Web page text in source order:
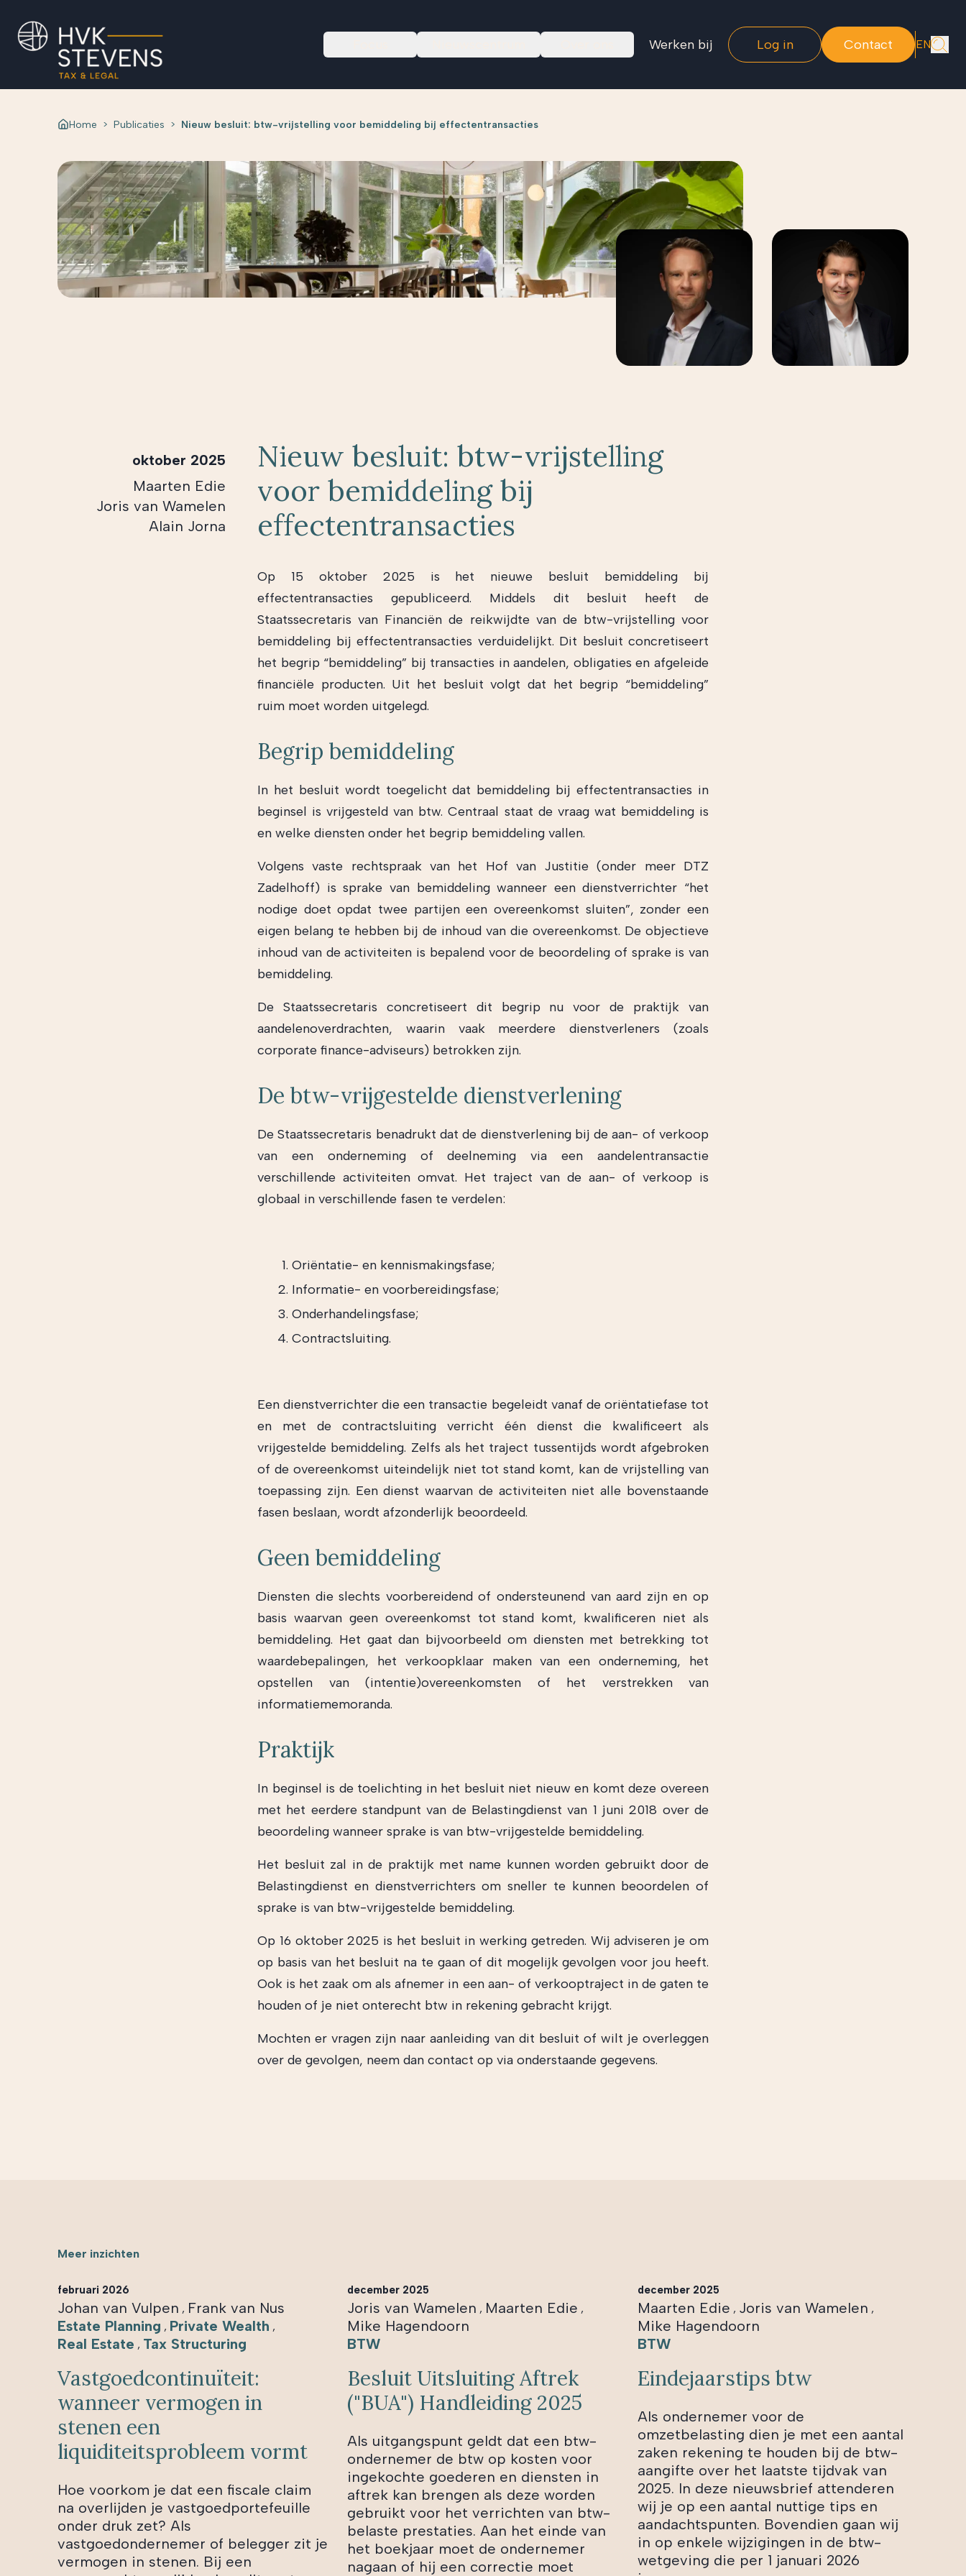
Werken bij Log in Contact EN
Home > Publicaties > Nieuw besluit: btw-vrijstelling voor bemiddeling bij effectentransacties
Nieuw besluit: btw-vrijstelling
voor bemiddeling bij
effectentransacties
Op 15 oktober 2025 is het nieuwe besluit bemiddeling bij
effectentransacties gepubliceerd. Middels dit besluit heeft de
Staatssecretaris van Financiën de reikwijdte van de btw-vrijstelling voor
bemiddeling bij effectentransacties verduidelijkt. Dit besluit concretiseert
het begrip “bemiddeling” bij transacties in aandelen, obligaties en afgeleide
financiële producten. Uit het besluit volgt dat het begrip “bemiddeling”
ruim moet worden uitgelegd.
Begrip bemiddeling
In het besluit wordt toegelicht dat bemiddeling bij effectentransacties in
beginsel is vrijgesteld van btw. Centraal staat de vraag wat bemiddeling is
en welke diensten onder het begrip bemiddeling vallen.
Volgens vaste rechtspraak van het Hof van Justitie (onder meer DTZ
Zadelhoff) is sprake van bemiddeling wanneer een dienstverrichter “het
nodige doet opdat twee partijen een overeenkomst sluiten”, zonder een
eigen belang te hebben bij de inhoud van die overeenkomst. De objectieve
inhoud van de activiteiten is bepalend voor de beoordeling of sprake is van
bemiddeling.
De Staatssecretaris concretiseert dit begrip nu voor de praktijk van
aandelenoverdrachten, waarin vaak meerdere dienstverleners (zoals
corporate finance-adviseurs) betrokken zijn.
De btw-vrijgestelde dienstverlening
De Staatssecretaris benadrukt dat de dienstverlening bij de aan- of verkoop
van een onderneming of deelneming via een aandelentransactie
verschillende activiteiten omvat. Het traject van de aan- of verkoop is
globaal in verschillende fasen te verdelen:
Oriëntatie- en kennismakingsfase;
Informatie- en voorbereidingsfase;
Onderhandelingsfase;
Contractsluiting.
Een dienstverrichter die een transactie begeleidt vanaf de oriëntatiefase tot
en met de contractsluiting verricht één dienst die kwalificeert als
vrijgestelde bemiddeling. Zelfs als het traject tussentijds wordt afgebroken
of de overeenkomst uiteindelijk niet tot stand komt, kan de vrijstelling van
toepassing zijn. Een dienst waarvan de activiteiten niet alle bovenstaande
fasen beslaan, wordt afzonderlijk beoordeeld.
Geen bemiddeling
Diensten die slechts voorbereidend of ondersteunend van aard zijn en op
basis waarvan geen overeenkomst tot stand komt, kwalificeren niet als
bemiddeling. Het gaat dan bijvoorbeeld om diensten met betrekking tot
waardebepalingen, het verkoopklaar maken van een onderneming, het
opstellen van (intentie)overeenkomsten of het verstrekken van
informatiememoranda.
Praktijk
In beginsel is de toelichting in het besluit niet nieuw en komt deze overeen
met het eerdere standpunt van de Belastingdienst van 1 juni 2018 over de
beoordeling wanneer sprake is van btw-vrijgestelde bemiddeling.
Het besluit zal in de praktijk met name kunnen worden gebruikt door de
Belastingdienst en dienstverrichters om sneller te kunnen beoordelen of
sprake is van btw-vrijgestelde bemiddeling.
Op 16 oktober 2025 is het besluit in werking getreden. Wij adviseren je om
op basis van het besluit na te gaan of dit mogelijk gevolgen voor jou heeft.
Ook is het zaak om als afnemer in een aan- of verkooptraject in de gaten te
houden of je niet onterecht btw in rekening gebracht krijgt.
Mochten er vragen zijn naar aanleiding van dit besluit of wilt je overleggen
over de gevolgen, neem dan contact op via onderstaande gegevens.
oktober 2025
Maarten Edie
Joris van Wamelen
Alain Jorna
Meer inzichten
februari 2026
Johan van Vulpen , Frank van Nus
Estate Planning , Private Wealth ,
Real Estate , Tax Structuring
Vastgoedcontinuïteit:
wanneer vermogen in
stenen een
liquiditeitsprobleem vormt
Hoe voorkom je dat een fiscale claim
na overlijden je vastgoedportefeuille
onder druk zet? Als
vastgoedondernemer of belegger zit je
vermogen in stenen. Bij een
december 2025
Joris van Wamelen , Maarten Edie ,
Mike Hagendoorn
BTW
Besluit Uitsluiting Aftrek
("BUA") Handleiding 2025
Als uitgangspunt geldt dat een btw-
ondernemer de btw op kosten voor
ingekochte goederen en diensten in
aftrek kan brengen als deze worden
gebruikt voor het verrichten van btw-
belaste prestaties. Aan het einde van
het boekjaar moet de ondernemer
nagaan of hij een correctie moet
december 2025
Maarten Edie , Joris van Wamelen ,
Mike Hagendoorn
BTW
Eindejaarstips btw
Als ondernemer voor de
omzetbelasting dien je met een aantal
zaken rekening te houden bij de btw-
aangifte over het laatste tijdvak van
2025. In deze nieuwsbrief attenderen
wij je op een aantal nuttige tips en
aandachtspunten. Bovendien gaan wij
in op enkele wijzigingen in de btw-
wetgeving die per 1 januari 2026